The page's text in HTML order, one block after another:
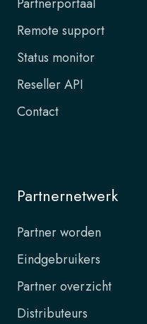
Remote support
Status monitor
Reseller API
Contact
Partnernetwerk
Partner worden
Eindgebruikers
Partner overzicht
Distributeurs